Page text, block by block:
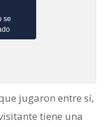
jugaron entre sí,
tiene una